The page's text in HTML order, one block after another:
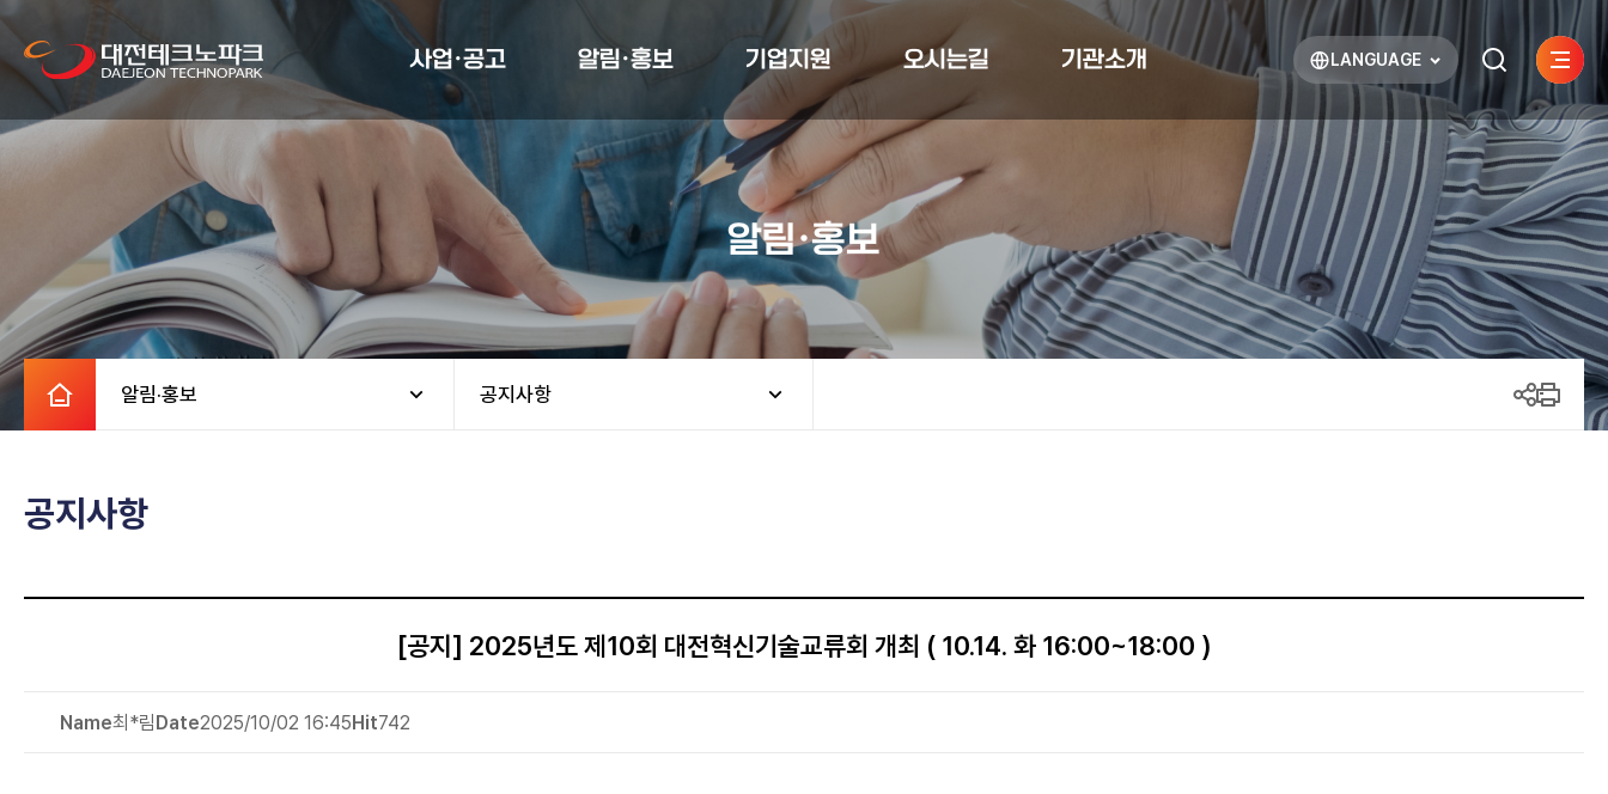
사업·공고 알림·홍보 기업지원 오시는길 기관소개 LANGUAGE
열기 검색하기
사이트
열기
알림·홍보
알림·홍보 공지사항
공지사항
[공지] 2025년도 제10회 대전혁신기술교류회 개최 ( 10.14. 화 16:00~18:00 )
Name최*림Date2025/10/02 16:45Hit742